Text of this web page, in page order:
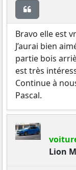
Bravo elle est
J’aurai bien
partie bois
est très
Continue à
Pascal.
Lion